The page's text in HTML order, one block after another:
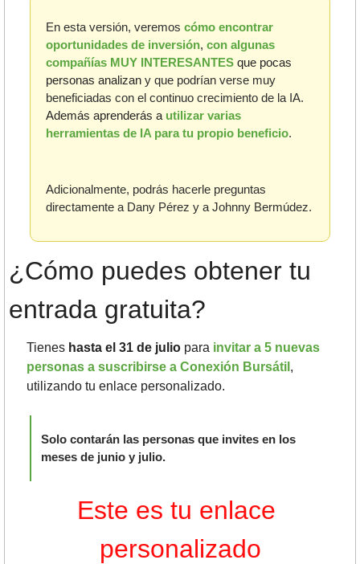
En esta versión, veremos cómo encontrar
oportunidades de inversión, con algunas
compañías MUY INTERESANTES que pocas
personas analizan y que podrían verse muy
Además aprenderás a utilizar varias
herramientas de IA para tu propio beneficio.
Adicionalmente, podrás hacerle preguntas
directamente a Dany Pérez y a Johnny Bermúdez.
¿Cómo puedes obtener tu
entrada gratuita?
Tienes hasta el 31 de julio para invitar a 5 nuevas
personas a suscribirse a Conexión Bursátil ,
utilizando tu enlace personalizado.
Solo contarán las personas que invites en los
meses de junio y julio.
Este es tu enlace
personalizado